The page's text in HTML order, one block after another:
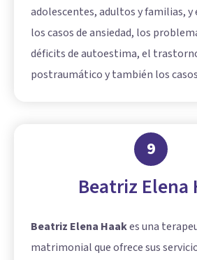
adolescentes, adultos y familias, y
los casos de ansiedad, los
déficits de autoestima, el
postraumático y también los
9
Beatriz Elena
Beatriz Elena Haakes una
matrimonial que ofrece sus